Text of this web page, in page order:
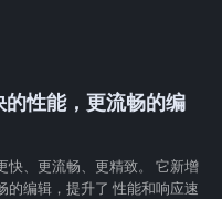
性能，更流畅的编
快、更流畅、更精致。 它新增
的编辑，提升了 性能和响应速